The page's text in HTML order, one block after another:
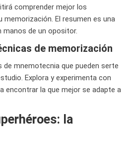
comprender mejor los
El resumen es una
manos de un opositor.
de memorización
de mnemotecnia que pueden serte
Explora y experimenta con
encontrar la que mejor se adapte a
la